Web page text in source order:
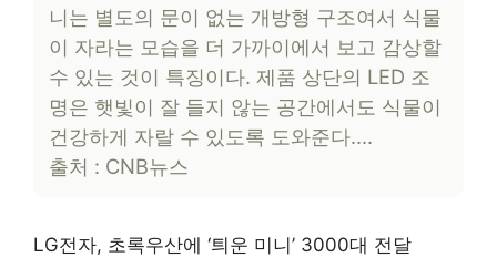
니는 별도의 문이 없는 개방형 구조여서 식물
이 자라는 모습을 더 가까이에서 보고 감상할
수 있는 것이 특징이다. 제품 상단의 LED 조
명은 햇빛이 잘 들지 않는 공간에서도 식물이
건강하게 자랄 수 있도록 도와준다….
출처 : CNB뉴스
LG전자, 초록우산에 ‘틔운 미니’ 3000대 전달